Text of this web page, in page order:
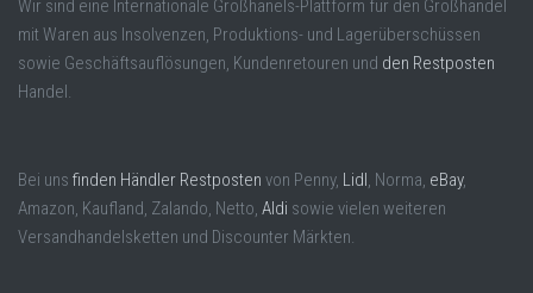
Wir sind eine Internationale Großhanels-Plattform für den Großhandel
mit Waren aus Insolvenzen, Produktions- und Lagerüberschüssen
sowie Geschäftsauflösungen, Kundenretouren und den Restposten
Handel.
Bei uns finden Händler Restposten von Penny, Lidl, Norma, eBay,
Amazon, Kaufland, Zalando, Netto, Aldi sowie vielen weiteren
Versandhandelsketten und Discounter Märkten.